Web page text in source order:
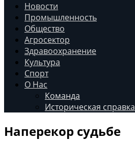
Новости
Промышленность
Общество
Агросектор
Здравоохранение
Культура
Спорт
О Нас
Команда
Историческая справка
Наперекор судьбе